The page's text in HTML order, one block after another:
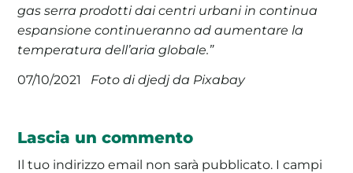
gas serra prodotti dai centri urbani in continua
espansione continueranno ad aumentare la
temperatura dell’aria globale.”
07/10/2021 Foto di djedj da Pixabay
Lascia un commento
Il tuo indirizzo email non sarà pubblicato. I campi